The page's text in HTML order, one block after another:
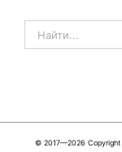
© 2017—2026 Copyright